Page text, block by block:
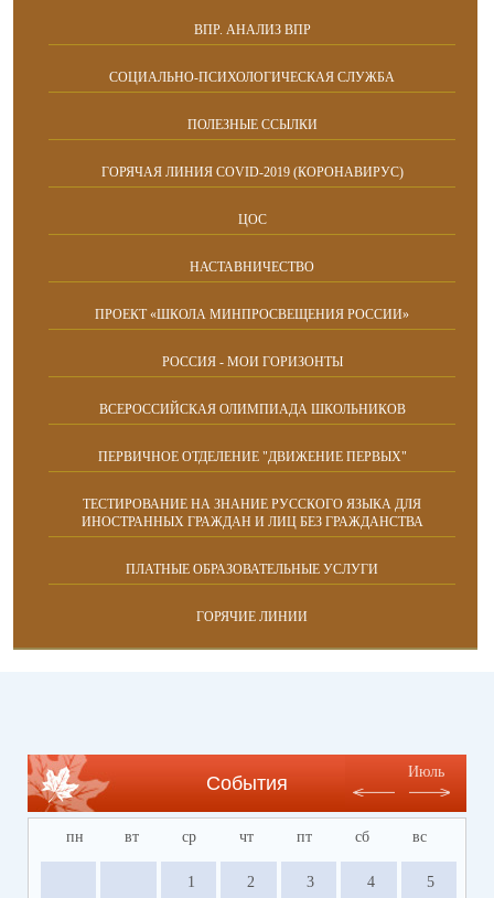
ВПР. АНАЛИЗ ВПР
СОЦИАЛЬНО-ПСИХОЛОГИЧЕСКАЯ СЛУЖБА
ПОЛЕЗНЫЕ ССЫЛКИ
ГОРЯЧАЯ ЛИНИЯ COVID-2019 (КОРОНАВИРУС)
ЦОС
НАСТАВНИЧЕСТВО
ПРОЕКТ «ШКОЛА МИНПРОСВЕЩЕНИЯ РОССИИ»
РОССИЯ - МОИ ГОРИЗОНТЫ
ВСЕРОССИЙСКАЯ ОЛИМПИАДА ШКОЛЬНИКОВ
ПЕРВИЧНОЕ ОТДЕЛЕНИЕ "ДВИЖЕНИЕ ПЕРВЫХ"
ТЕСТИРОВАНИЕ НА ЗНАНИЕ РУССКОГО ЯЗЫКА ДЛЯ
ИНОСТРАННЫХ ГРАЖДАН И ЛИЦ БЕЗ ГРАЖДАНСТВА
ПЛАТНЫЕ ОБРАЗОВАТЕЛЬНЫЕ УСЛУГИ
ГОРЯЧИЕ ЛИНИИ
События
Июль
пн вт ср чт пт сб вс
1 2 3 4 5